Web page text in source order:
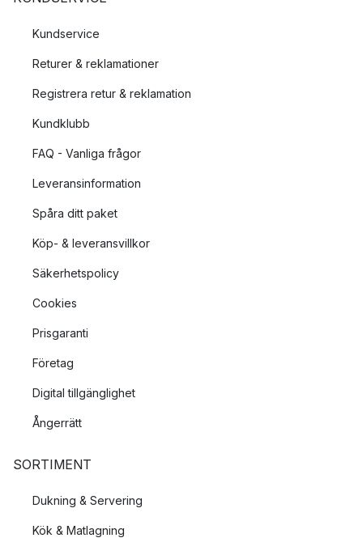
Kundservice
Returer & reklamationer
Registrera retur & reklamation
Kundklubb
FAQ - Vanliga frågor
Leveransinformation
Spåra ditt paket
Köp- & leveransvillkor
Säkerhetspolicy
Cookies
Prisgaranti
Företag
Digital tillgänglighet
Ångerrätt
SORTIMENT
Dukning & Servering
Kök & Matlagning